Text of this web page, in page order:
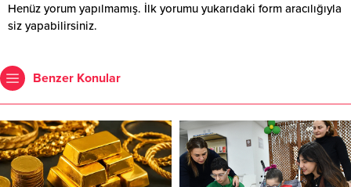
Henüz yorum yapılmamış. İlk yorumu yukarıdaki form aracılığıyla
siz yapabilirsiniz.
Benzer Konular